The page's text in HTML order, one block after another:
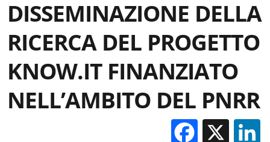
DISSEMINAZIONE DELLA
RICERCA DEL PROGETTO
KNOW.IT FINANZIATO
NELL’AMBITO DEL PNRR
X